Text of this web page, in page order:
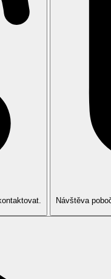
poplatek.
v docházkové
Návštěva